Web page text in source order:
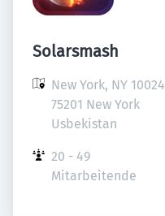
Solarsmash
New York, NY 10024
75201 New York
Usbekistan
20 - 49
Mitarbeitende